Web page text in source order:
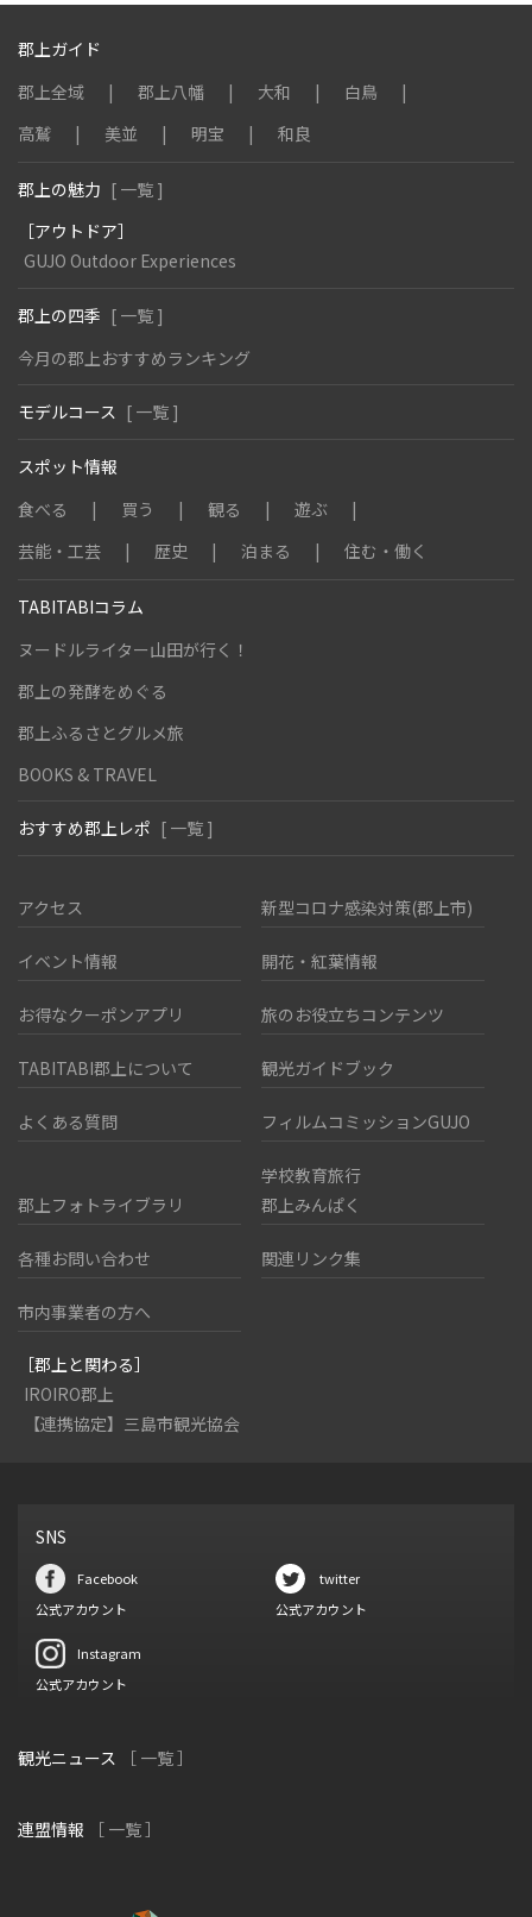
郡上ガイド
郡上全域
郡上八幡 大和
白鳥
高鷲
美並 明宝 和良
郡上の魅力 [ 一覧 ]
［アウトドア］
GUJO Outdoor Experiences
郡上の四季 [ 一覧 ]
今月の郡上おすすめランキング
モデルコース [ 一覧 ]
スポット情報
食べる
買う 観る
遊ぶ
芸能・工芸
歴史 泊まる 住む・働く
TABITABIコラム
ヌードルライター山田が行く！
郡上の発酵をめぐる
郡上ふるさとグルメ旅
BOOKS & TRAVEL
おすすめ郡上レポ [ 一覧 ]
アクセス 新型コロナ感染対策(郡上市)
イベント情報 開花・紅葉情報
お得なクーポンアプリ 旅のお役立ちコンテンツ
TABITABI郡上について 観光ガイドブック
よくある質問 フィルムコミッションGUJO
郡上フォトライブラリ
学校教育旅行
郡上みんぱく
各種お問い合わせ 関連リンク集
市内事業者の方へ
［郡上と関わる］
IROIRO郡上
【連携協定】三島市観光協会
SNS
Facebook
公式アカウント
twitter
公式アカウント
Instagram
公式アカウント
観光ニュース ［ 一覧 ］
連盟情報 ［ 一覧 ］